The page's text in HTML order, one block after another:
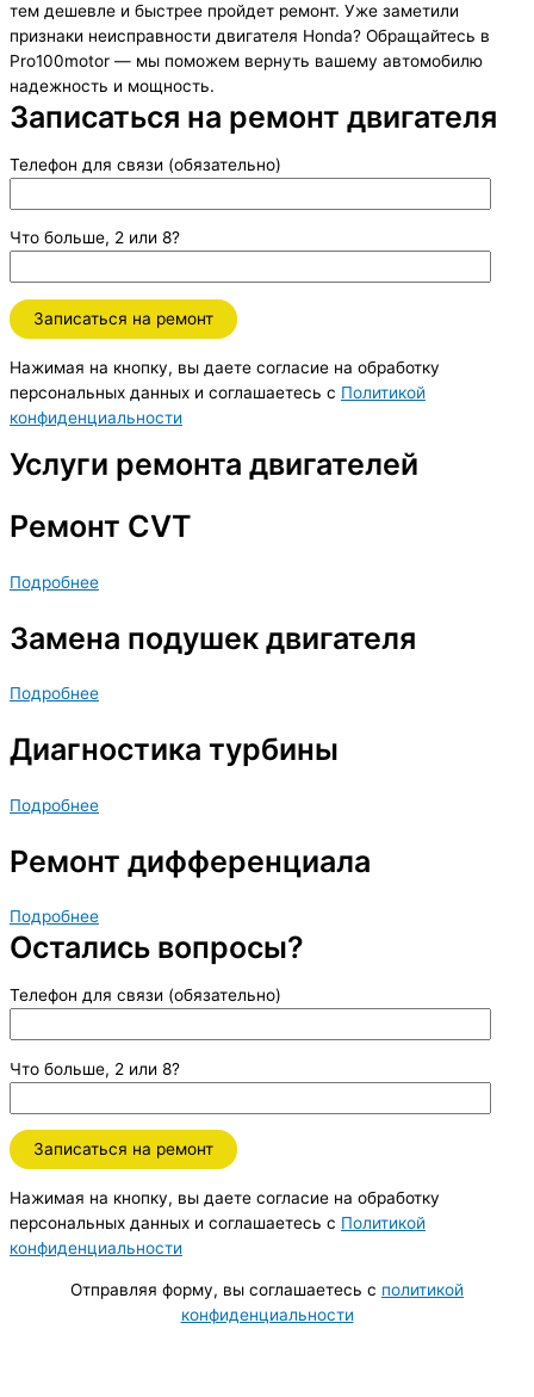
тем дешевле и быстрее пройдет ремонт. Уже заметили
признаки неисправности двигателя Honda? Обращайтесь в
Pro100motor — мы поможем вернуть вашему автомобилю
надежность и мощность.
Записаться на ремонт двигателя
Телефон для связи (обязательно)
Что больше, 2 или 8?
Нажимая на кнопку, вы даете согласие на обработку
персональных данных и соглашаетесь c Политикой
конфиденциальности
Услуги ремонта двигателей
Ремонт CVT
Подробнее
Замена подушек двигателя
Подробнее
Диагностика турбины
Подробнее
Ремонт дифференциала
Подробнее
Остались вопросы?
Телефон для связи (обязательно)
Что больше, 2 или 8?
Нажимая на кнопку, вы даете согласие на обработку
персональных данных и соглашаетесь c Политикой
конфиденциальности
Отправляя форму, вы соглашаетесь с политикой
конфиденциальности